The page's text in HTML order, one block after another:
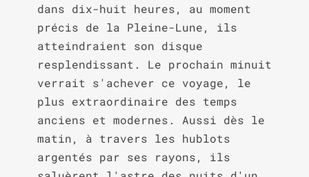
dans dix-huit heures, au moment
précis de la Pleine-Lune, ils
atteindraient son disque
resplendissant. Le prochain minuit
verrait s'achever ce voyage, le
plus extraordinaire des temps
anciens et modernes. Aussi dès le
matin, à travers les hublots
argentés par ses rayons, ils